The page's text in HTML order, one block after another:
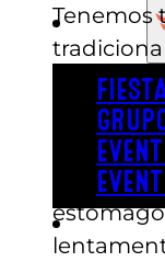
FIESTA
REVL
Tenemos
interior,
puedes
año,
una